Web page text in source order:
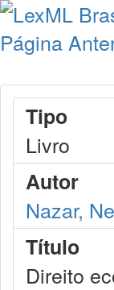
Página
Tipo
Livro
Autor
Nazar,
Título
Direito